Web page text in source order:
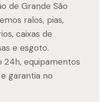
de Grande São
ralos, pias,
caixas de
e esgoto.
24h, equipamentos
garantia no